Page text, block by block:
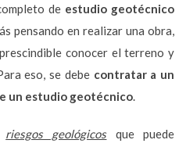
de estudio geotécnico
pensando en realizar una obra,
conocer el terreno y
eso, se debe contratar a un
un estudio geotécnico.
riesgos geológicosque puede